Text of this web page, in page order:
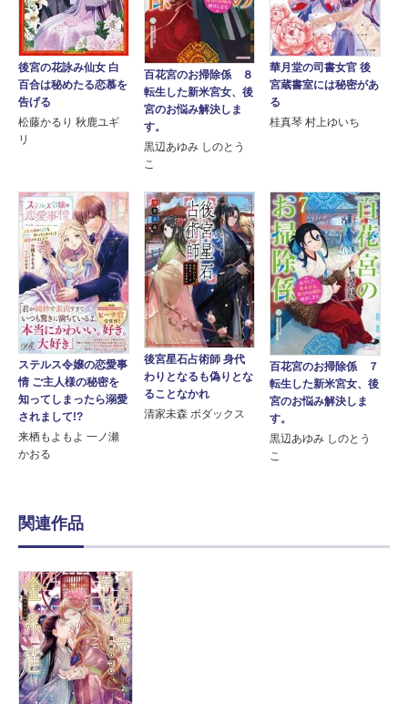
後宮の花詠み仙女 白
百合は秘めたる恋慕を
告げる
松藤かるり 秋鹿ユギ
リ
百花宮のお掃除係 ８
転生した新米宮女、後
宮のお悩み解決しま
す。
黒辺あゆみ しのとう
こ
華月堂の司書女官 後
宮蔵書室には秘密があ
る
桂真琴 村上ゆいち
ステルス令嬢の恋愛事
情 ご主人様の秘密を
知ってしまったら溺愛
されまして!?
来栖もよもよ 一ノ瀬
かおる
後宮星石占術師 身代
わりとなるも偽りとな
ることなかれ
清家未森 ボダックス
百花宮のお掃除係 ７
転生した新米宮女、後
宮のお悩み解決しま
す。
黒辺あゆみ しのとう
こ
関連作品